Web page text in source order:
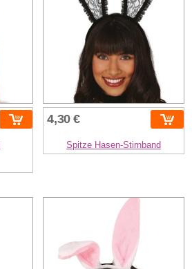
4,30 €
Spitze Hasen-Stirnband